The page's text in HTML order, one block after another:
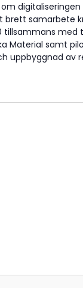
brett samarbete
tillsammans med
Material samt
uppbyggnad av